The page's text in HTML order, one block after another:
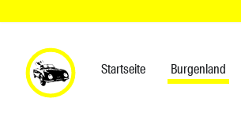
Startseite Burgenland